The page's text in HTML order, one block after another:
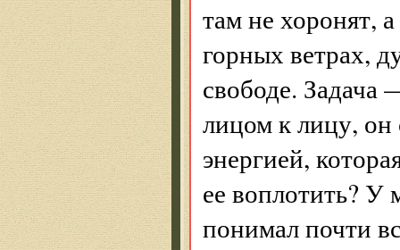
там не хоронят,
горных ветрах,
свободе. Задача
лицом к лицу, он
энергией,
ее воплотить?
понимал почти